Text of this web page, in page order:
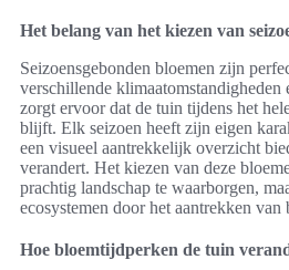
Het belang van het kiezen van
Seizoensgebonden bloemen zijn
verschillende klimaatomstandigheden
zorgt ervoor dat de tuin tijdens het
blijft. Elk seizoen heeft zijn eigen
een visueel aantrekkelijk overzicht
verandert. Het kiezen van deze
prachtig landschap te waarborgen,
ecosystemen door het aantrekken van
Hoe bloemtijdperken de tuin